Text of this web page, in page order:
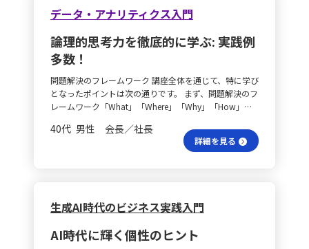
るという姿勢は、実践的な学びをより一層深めるものと
感じました。 今後の行動は？ 最後に、今後の具体的な
行動計画として、Phase 1からPhase 5までの段階的な取
り組みが示されました。まずはターゲットの再設定と仮
説の立案、次にテストコンテンツの作成とA/Bテストの
実施、さらにデータ分析と受講者アンケートを通じた改
善、講座内容のブラッシュアップ、そして成功事例をも
とに次回募集に向けた本格展開へと進める構想です。こ
れらの計画を通じ、受講促進に向けた施策を体系的に実
行していく意欲が感じられました。
や導線を２パターン用意してA/Bテストを実施し、効果
の高いパターンを検証します。最後に、データの変化を
すことで、改善活動を継続していきます。 問題解決の手
順は？ また、ライブ授業で紹介された問題解決のステ
てました。まず【What】として、講師養成講座の説明
会参加者や資料請求者数に対して、受講申込みへの転換
率の低さや、特定の層（例：30〜40代女性、地方在
住、育児中）の申し込みが伸び悩んでいる現状を整理し
ます。次に【Where】では、SNS広告からLPクリック、
説明会参加、申込みへと至る導線の中で、LPでの離脱、
ーゲットのニーズ、例えば「副業」や「子育てとの両
立」に十分応えられていないこと、LPの構成の不明瞭
さ、説明会の内容と申込みへの動線が断絶していること
が原因として挙げられます。最後に【How】として、
られます。 スピード感を持つ試作の重要性 次に、プロ
す。素早く試作してフィードバックを受け取りながら改
善するアプローチは効果的です。完成形を目指すのでは
ら試して学ぶことで、より良い解決策が見えてきます。
発散と収束のバランスは？ さらに、発散と収束のバラ
ンスも重要です。考えられる選択肢を広げる発散と、最
適な解決策を絞る収束を交互に繰り返すことで、創造的
な解決策を得ることができます。既存の枠にとらわれ
ず、多様な視点を取り入れることが新しいアイデアを生
援する際には、顧客ニーズを正確に捉え、適切なプロダ
クトやサービスを設計する必要があります。ユーザーイ
ンタビューや観察を通じて潜在ニーズを引き出し、アイ
デアのプロトタイピングを迅速に行うことで、事業の方
データ・アナリティクス入門
論理的思考力を徹底的に学ぶ: 実践例
多数！
問題解決のフレームワーク 講座全体を通じて、特に学び
となったポイントは次の通りです。 まず、問題解決のフ
レームワーク「What」「Where」「Why」「How」の
問題解決のプロセスが論理的かつ体系的になります。 デ
ができます。 また、平均値を取る際には「標準偏差（デ
す。仮に平均値が同じであっても、「ばらつきがある」
40代 男性 会長／社長
詳細を見る
生成AI時代のビジネス実践入門
AI時代に輝く個性のヒント